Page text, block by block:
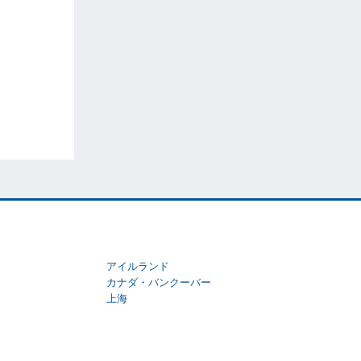
アイルランド
カナダ・バンクーバー
上海